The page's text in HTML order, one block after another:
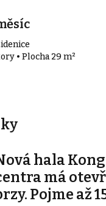
• Plocha 29 m²
hala
má
Pojme až